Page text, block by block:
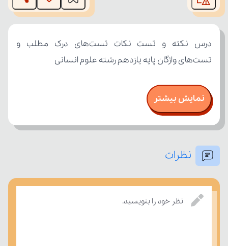
تست‌های واژگان پایه یازدهم رشته علوم انسانی
نمایش بیشتر
نظرات
نظر خود را بنویسید.